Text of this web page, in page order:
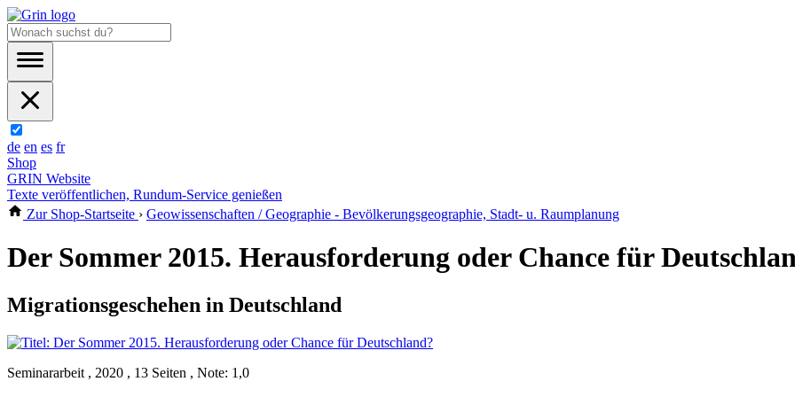
de en es fr
Shop
GRIN Website
Texte veröffentlichen, Rundum-Service genießen
Zur Shop-Startseite › Geowissenschaften / Geographie - Bevölkerungsgeographie, Stadt- u. Raumplanung
Der Sommer 2015. Herausforderung oder Chance für
Migrationsgeschehen in Deutschland
Seminararbeit , 2020 , 13 Seiten , Note: 1,0